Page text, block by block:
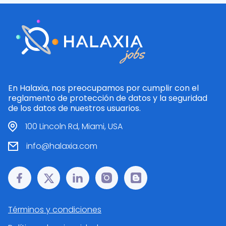
En Halaxia, nos preocupamos por cumplir con el
reglamento de protección de datos y la seguridad
de los datos de nuestros usuarios.
100 Lincoln Rd, Miami, USA
info@halaxia.com
Términos y condiciones